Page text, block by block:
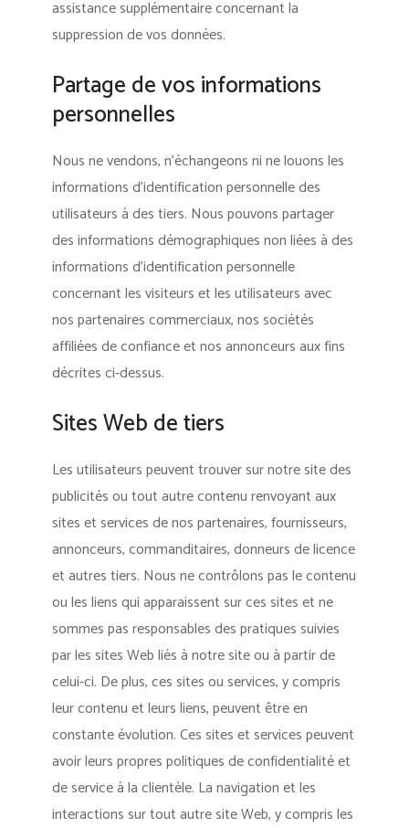
assistance supplémentaire concernant la
suppression de vos données.
Partage de vos informations
personnelles
Nous ne vendons, n’échangeons ni ne louons les
informations d’identification personnelle des
utilisateurs à des tiers. Nous pouvons partager
des informations démographiques non liées à des
informations d’identification personnelle
concernant les visiteurs et les utilisateurs avec
nos partenaires commerciaux, nos sociétés
affiliées de confiance et nos annonceurs aux fins
décrites ci-dessus.
Sites Web de tiers
Les utilisateurs peuvent trouver sur notre site des
publicités ou tout autre contenu renvoyant aux
sites et services de nos partenaires, fournisseurs,
annonceurs, commanditaires, donneurs de licence
et autres tiers. Nous ne contrôlons pas le contenu
ou les liens qui apparaissent sur ces sites et ne
sommes pas responsables des pratiques suivies
par les sites Web liés à notre site ou à partir de
celui-ci. De plus, ces sites ou services, y compris
leur contenu et leurs liens, peuvent être en
constante évolution. Ces sites et services peuvent
avoir leurs propres politiques de confidentialité et
de service à la clientèle. La navigation et les
interactions sur tout autre site Web, y compris les